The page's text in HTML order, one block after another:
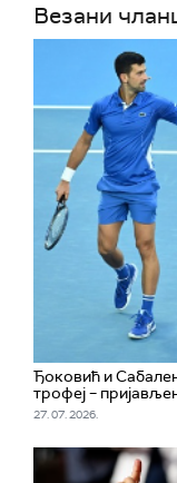
Везани
Ђоковић и
трофеј –
27. 07. 2026.